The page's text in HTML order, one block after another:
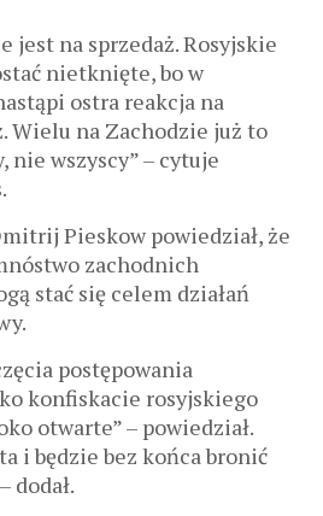
jest na sprzedaż. Rosyjskie
nietknięte, bo w
ostra reakcja na
Wielu na Zachodzie już to
nie wszyscy” – cytuje
Pieskow powiedział, że
zachodnich
stać się celem działań
postępowania
konfiskacie rosyjskiego
otwarte” – powiedział.
i będzie bez końca bronić
dodał.